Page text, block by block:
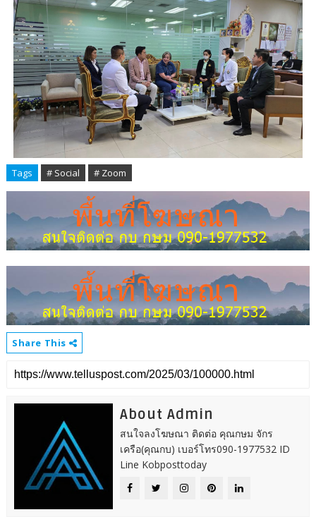
Tags # Social # Zoom
Share This
About Admin
สนใจลงโฆษณา ติดต่อ คุณกษม จักร
เครือ(คุณกบ) เบอร์โทร090-1977532 ID
Line Kobposttoday